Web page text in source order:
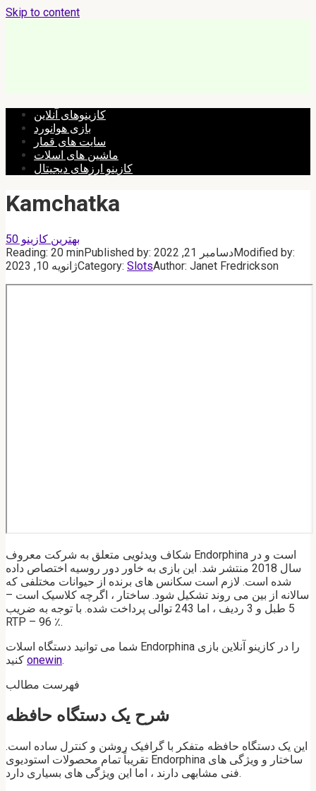
Skip to content
کازینوهای آنلاین
بازی هوانورد
سایت های قمار
ماشین های اسلات
کازینو ارزهای دیجیتال
Kamchatka
بهترین کازینو 50
Reading: 20 minPublished by: دسامبر 21, 2022Modified by:
ژانویه 10, 2023Category: SlotsAuthor: Janet Fredrickson
شکاف ویدئویی متعلق به شرکت معروف Endorphina است و در
سال 2018 منتشر شد. این بازی به خاور دور روسیه اختصاص داده
شده است. لازم است سکانس های برنده از حیوانات مختلفی که
سالانه از بین می روند تشکیل شود. ساختار ، اگرچه کلاسیک است –
5 طبل و 3 ردیف ، اما 243 توالی پرداخت شده. با توجه به ضریب
RTP – 96 ٪.
شما می توانید دستگاه اسلات Endorphina را در کازینو آنلاین بازی
onewin.
فهرست مطالب
شرح یک دستگاه حافظه
این یک دستگاه حافظه متفکر با گرافیک روشن و کنترل ساده است.
تقریباً تمام محصولات استودیوی Endorphina ساختار و ویژگی های
فنی مشابهی دارند ، اما این ویژگی های بسیاری دارد.